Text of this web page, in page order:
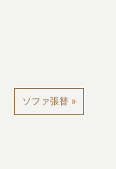
ソファ張替 »